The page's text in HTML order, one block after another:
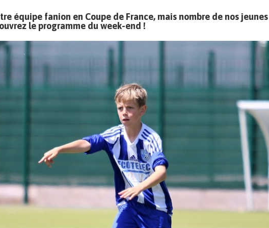
équipe fanion en Coupe de France, mais nombre de nos jeunes
le programme du week-end !